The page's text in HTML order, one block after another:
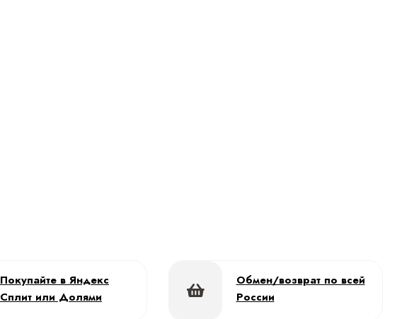
Покупайте в Яндекс
Сплит или Долями
Обмен/возврат по всей
России